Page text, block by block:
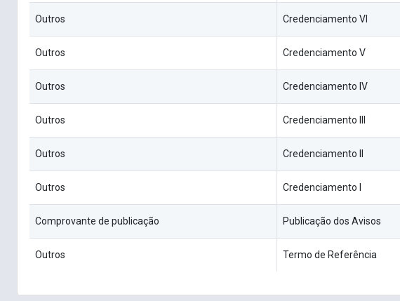
Outros Credenciamento VI
Outros Credenciamento V
Outros Credenciamento IV
Outros Credenciamento III
Outros Credenciamento II
Outros Credenciamento I
Comprovante de publicação Publicação dos Avisos
Outros Termo de Referência